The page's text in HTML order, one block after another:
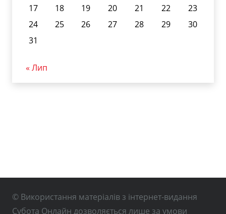
17
18 19 20 21 22
23
24
25 26 27 28 29
30
31
« Лип
© Використання матеріалів з інтернет-видання
Субота Онлайн дозволяється лише за умови